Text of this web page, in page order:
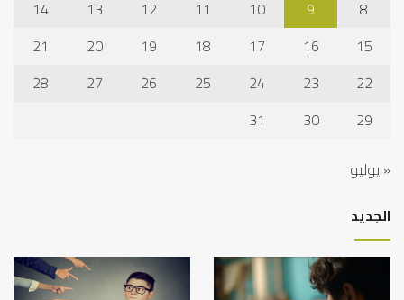
8
9
10
11
12
13
14
15
16
17
18
19
20
21
22
23
24
25
26
27
28
29
30
31
« يوليو
الجديد